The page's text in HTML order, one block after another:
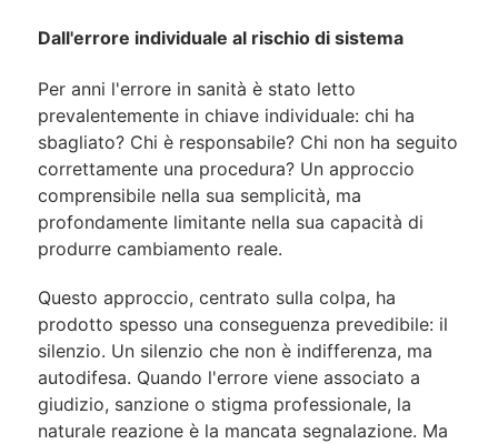
Dall'errore individuale al rischio di sistema
Per anni l'errore in sanità è stato letto
prevalentemente in chiave individuale: chi ha
sbagliato? Chi è responsabile? Chi non ha seguito
correttamente una procedura? Un approccio
comprensibile nella sua semplicità, ma
profondamente limitante nella sua capacità di
produrre cambiamento reale.
Questo approccio, centrato sulla colpa, ha
prodotto spesso una conseguenza prevedibile: il
silenzio. Un silenzio che non è indifferenza, ma
autodifesa. Quando l'errore viene associato a
giudizio, sanzione o stigma professionale, la
naturale reazione è la mancata segnalazione. Ma